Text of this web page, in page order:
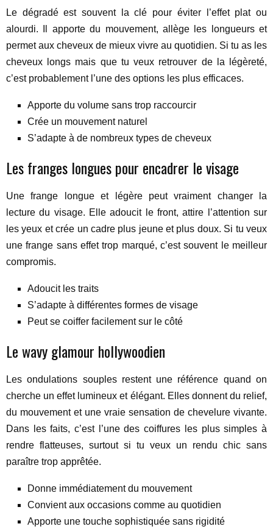
Le dégradé est souvent la clé pour éviter l’effet plat ou
alourdi. Il apporte du mouvement, allège les longueurs et
permet aux cheveux de mieux vivre au quotidien. Si tu as les
cheveux longs mais que tu veux retrouver de la légèreté,
c’est probablement l’une des options les plus efficaces.
Apporte du volume sans trop raccourcir
Crée un mouvement naturel
S’adapte à de nombreux types de cheveux
Les franges longues pour encadrer le visage
Une frange longue et légère peut vraiment changer la
lecture du visage. Elle adoucit le front, attire l’attention sur
les yeux et crée un cadre plus jeune et plus doux. Si tu veux
une frange sans effet trop marqué, c’est souvent le meilleur
compromis.
Adoucit les traits
S’adapte à différentes formes de visage
Peut se coiffer facilement sur le côté
Le wavy glamour hollywoodien
Les ondulations souples restent une référence quand on
cherche un effet lumineux et élégant. Elles donnent du relief,
du mouvement et une vraie sensation de chevelure vivante.
Dans les faits, c’est l’une des coiffures les plus simples à
rendre flatteuses, surtout si tu veux un rendu chic sans
paraître trop apprêtée.
Donne immédiatement du mouvement
Convient aux occasions comme au quotidien
Apporte une touche sophistiquée sans rigidité